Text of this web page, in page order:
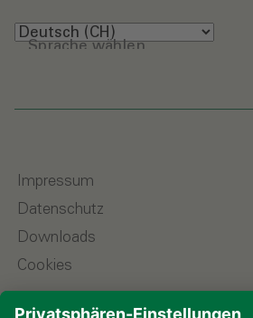
Sprache wählen
Impressum
Datenschutz
Downloads
Cookies